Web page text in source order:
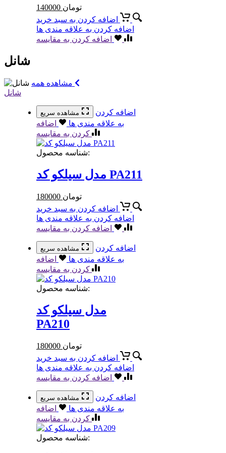
140000 تومان
اضافه کردن به سبد خرید
اضافه کردن به علاقه مندی ها
اضافه کردن به مقایسه
شانل
شانل
مشاهده سریع
اضافه کردن
به علاقه مندی ها
اضافه
کردن به مقایسه
شناسه محصول:
مدل سیلکو کد PA211
180000 تومان
اضافه کردن به سبد خرید
اضافه کردن به علاقه مندی ها
اضافه کردن به مقایسه
مشاهده سریع
اضافه کردن
به علاقه مندی ها
اضافه
کردن به مقایسه
شناسه محصول:
مدل سیلکو کد
PA210
180000 تومان
اضافه کردن به سبد خرید
اضافه کردن به علاقه مندی ها
اضافه کردن به مقایسه
مشاهده سریع
اضافه کردن
به علاقه مندی ها
اضافه
کردن به مقایسه
شناسه محصول: